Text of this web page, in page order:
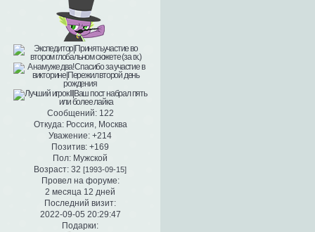
Сообщений:122
Откуда:Россия, Москва
Уважение: +214
Позитив: +169
Пол: Мужской
Возраст: 32 [1993-09-15]
Провел на форуме:
2 месяца 12 дней
Последний визит:
2022-09-05 20:29:47
Подарки: